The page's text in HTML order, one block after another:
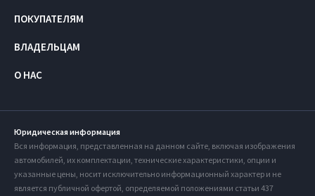
ПОКУПАТЕЛЯМ
ВЛАДЕЛЬЦАМ
О НАС
Юридическая информация
Вся информация, представленная на данном сайте, включая изображения
автомобилей, их комплектации, технические характеристики, опции и
указанные цены, носит исключительно информационный характер и не
является публичной офертой, определяемой положениями статьи 437